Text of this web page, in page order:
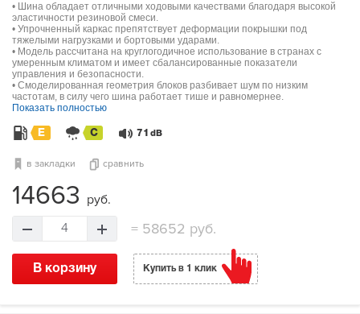
• Шина обладает отличными ходовыми качествами благодаря высокой
эластичности резиновой смеси.
• Упрочненный каркас препятствует деформации покрышки под
тяжелыми нагрузками и бортовыми ударами.
• Модель рассчитана на круглогодичное использование в странах с
умеренным климатом и имеет сбалансированные показатели
управления и безопасности.
• Смоделированная геометрия блоков разбивает шум по низким
частотам, в силу чего шина работает тише и равномернее.
Показать полностью
E C 71 dB
в закладки сравнить
14663 руб.
4 =58652 руб.
В корзину Купить в 1 клик